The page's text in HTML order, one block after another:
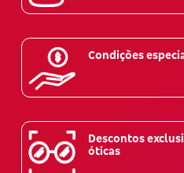
Condições
Descontos
óticas